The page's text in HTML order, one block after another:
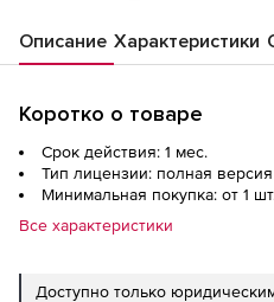
Описание Характеристики
Коротко о товаре
Срок действия: 1 мес.
Тип лицензии: полная версия
Минимальная покупка: от 1 шт.
Все характеристики
Доступно только